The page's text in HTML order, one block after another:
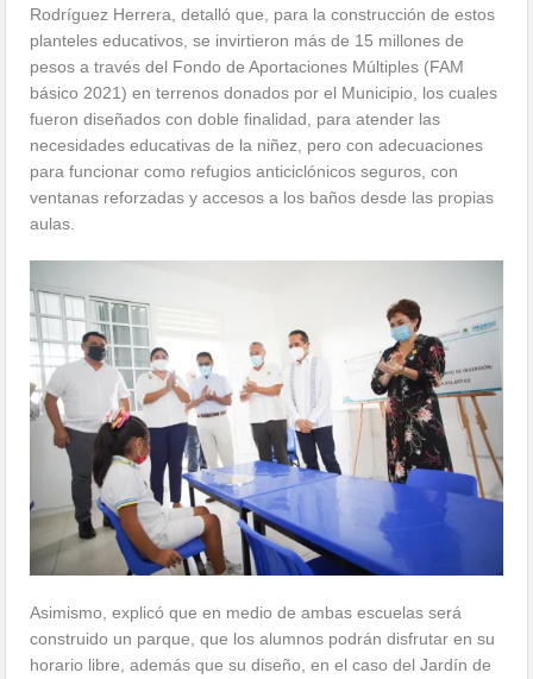
Rodríguez Herrera, detalló que, para la construcción de estos
planteles educativos, se invirtieron más de 15 millones de
pesos a través del Fondo de Aportaciones Múltiples (FAM
básico 2021) en terrenos donados por el Municipio, los cuales
fueron diseñados con doble finalidad, para atender las
necesidades educativas de la niñez, pero con adecuaciones
para funcionar como refugios anticiclónicos seguros, con
ventanas reforzadas y accesos a los baños desde las propias
aulas.
Asimismo, explicó que en medio de ambas escuelas será
construido un parque, que los alumnos podrán disfrutar en su
horario libre, además que su diseño, en el caso del Jardín de